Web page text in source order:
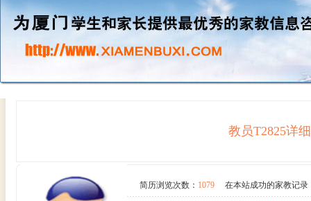
教员T2825详
简历浏览次数： 1079 在本站成功的家教记